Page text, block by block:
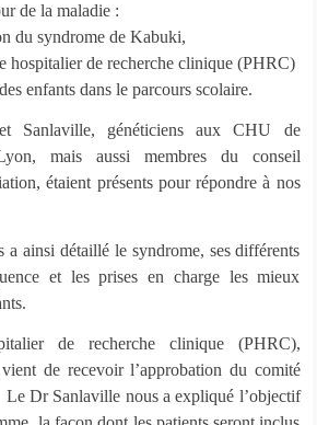
de la maladie :
du syndrome de Kabuki,
hospitalier de recherche clinique (PHRC)
enfants dans le parcours scolaire.
Sanlaville, généticiens aux CHU de
mais aussi membres du conseil
étaient présents pour répondre à nos
ainsi détaillé le syndrome, ses différents
et les prises en charge les mieux
de recherche clinique (PHRC),
de recevoir l’approbation du comité
nous a expliqué l’objectif